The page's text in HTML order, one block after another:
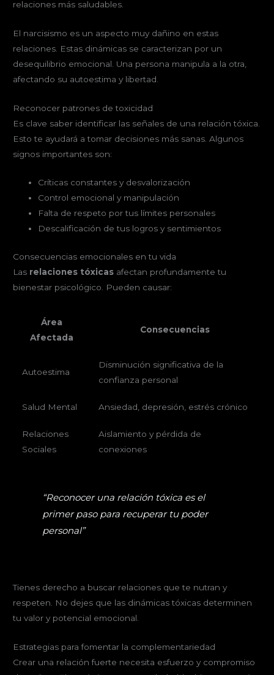
relaciones más saludables.
El narcisismo es un aspecto muy dañino en estas
relaciones. Estas dinámicas se caracterizan por un
desequilibrio emocional. Una persona manipula a la otra,
afectando su autoestima y libertad.
Reconocer patrones de toxicidad
Es clave saber identificar las señales de una relación tóxica.
Esto te ayudará a tomar decisiones más sanas. Algunos
signos importantes son:
Críticas constantes y desvalorización
Control emocional y manipulación
Falta de respeto por tus límites personales
Descalificación de tus logros y sentimientos
Consecuencias emocionales en tu vida
Las relaciones tóxicas afectan profundamente tu
bienestar psicológico. Pueden causar:
Área
Afectada
Consecuencias
Autoestima
Disminución significativa de la
confianza personal
Salud Mental Ansiedad, depresión, estrés crónico
Relaciones
Sociales
Aislamiento y pérdida de
conexiones
“Reconocer una relación tóxica es el
primer paso para recuperar tu poder
personal”
Tienes derecho a buscar relaciones que te nutran y
respeten. No dejes que las dinámicas tóxicas determinen
tu valor y potencial emocional.
Estrategias para fomentar la complementariedad
Crear una relación fuerte necesita esfuerzo y compromiso